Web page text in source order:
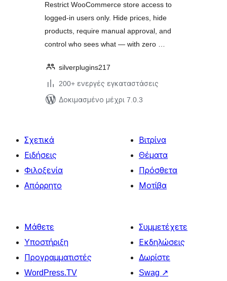
Restrict WooCommerce store access to
logged-in users only. Hide prices, hide
products, require manual approval, and
control who sees what — with zero …
silverplugins217
200+ ενεργές εγκαταστάσεις
Δοκιμασμένο μέχρι 7.0.3
Σχετικά
Ειδήσεις
Φιλοξενία
Απόρρητο
Βιτρίνα
Θέματα
Πρόσθετα
Μοτίβα
Μάθετε
Υποστήριξη
Προγραμματιστές
WordPress.TV
Συμμετέχετε
Εκδηλώσεις
Δωρίστε
Swag ↗